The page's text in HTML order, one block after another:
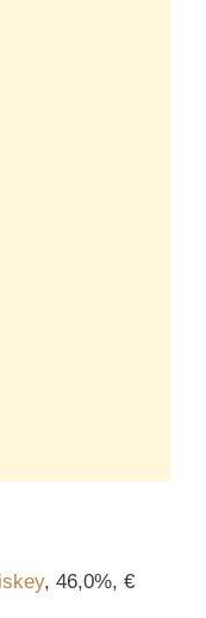
, 46,0%, €